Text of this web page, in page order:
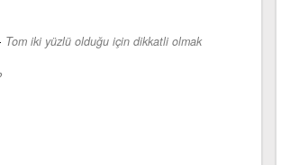
Tom iki yüzlü olduğu için dikkatli olmak